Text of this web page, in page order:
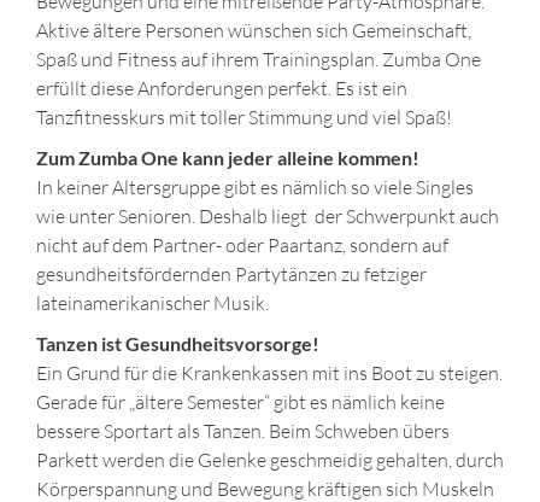
Aktive ältere Personen wünschen sich Gemeinschaft,
Spaß und Fitness auf ihrem Trainingsplan. Zumba One
erfüllt diese Anforderungen perfekt. Es ist ein
Tanzfitnesskurs mit toller Stimmung und viel Spaß!
Zum Zumba One kann jeder alleine kommen!
In keiner Altersgruppe gibt es nämlich so viele Singles
wie unter Senioren. Deshalb liegt der Schwerpunkt auch
nicht auf dem Partner- oder Paartanz, sondern auf
gesundheitsfördernden Partytänzen zu fetziger
lateinamerikanischer Musik.
Tanzen ist Gesundheitsvorsorge!
Ein Grund für die Krankenkassen mit ins Boot zu steigen.
Gerade für „ältere Semester“ gibt es nämlich keine
bessere Sportart als Tanzen. Beim Schweben übers
Parkett werden die Gelenke geschmeidig gehalten, durch
Körperspannung und Bewegung kräftigen sich Muskeln